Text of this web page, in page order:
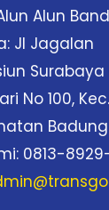
Alun
Jl Jagalan
No 100,
Badung
0813-